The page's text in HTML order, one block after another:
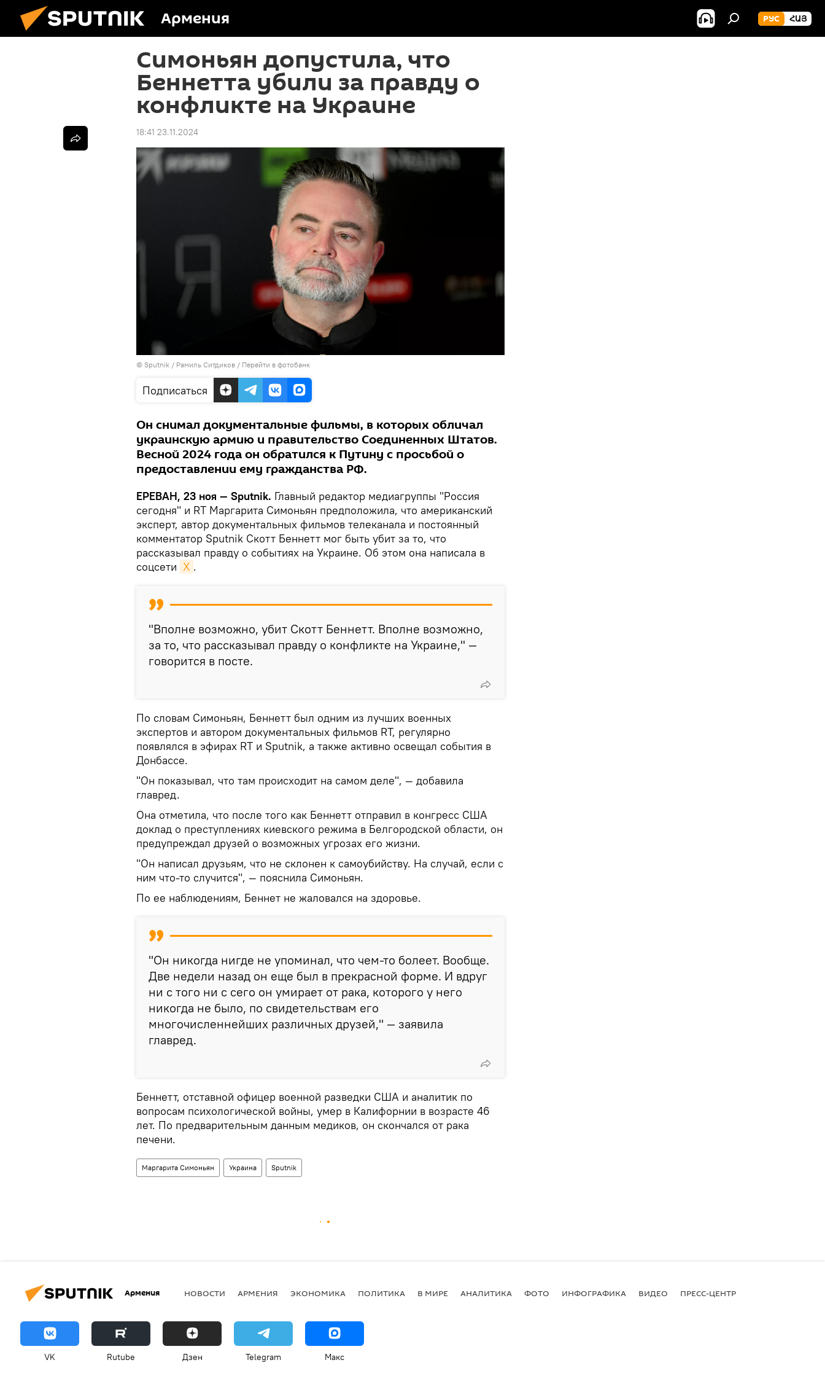
Армения РУС ՀԱՅ
Симоньян допустила, что
Беннетта убили за правду о
конфликте на Украине
18:41 23.11.2024
© Sputnik / Рамиль Ситдиков / Перейти в фотобанк
Подписаться
Он снимал документальные фильмы, в которых обличал
украинскую армию и правительство Соединенных Штатов.
Весной 2024 года он обратился к Путину с просьбой о
предоставлении ему гражданства РФ.
ЕРЕВАН, 23 ноя — Sputnik. Главный редактор медиагруппы "Россия
сегодня" и RT Маргарита Симоньян предположила, что американский
эксперт, автор документальных фильмов телеканала и постоянный
комментатор Sputnik Скотт Беннетт мог быть убит за то, что
рассказывал правду о событиях на Украине. Об этом она написала в
соцсети X .
"Вполне возможно, убит Скотт Беннетт. Вполне возможно,
за то, что рассказывал правду о конфликте на Украине," —
говорится в посте.
По словам Симоньян, Беннетт был одним из лучших военных
экспертов и автором документальных фильмов RT, регулярно
появлялся в эфирах RT и Sputnik, а также активно освещал события в
Донбассе.
"Он показывал, что там происходит на самом деле", — добавила
главред.
Она отметила, что после того как Беннетт отправил в конгресс США
доклад о преступлениях киевского режима в Белгородской области, он
предупреждал друзей о возможных угрозах его жизни.
"Он написал друзьям, что не склонен к самоубийству. На случай, если с
ним что-то случится", — пояснила Симоньян.
По ее наблюдениям, Беннет не жаловался на здоровье.
"Он никогда нигде не упоминал, что чем-то болеет. Вообще.
Две недели назад он еще был в прекрасной форме. И вдруг
ни с того ни с сего он умирает от рака, которого у него
никогда не было, по свидетельствам его
многочисленнейших различных друзей," — заявила
главред.
Беннетт, отставной офицер военной разведки США и аналитик по
вопросам психологической войны, умер в Калифорнии в возрасте 46
лет. По предварительным данным медиков, он скончался от рака
печени.
Маргарита Симоньян Украина Sputnik
Армения НОВОСТИ АРМЕНИЯ ЭКОНОМИКА ПОЛИТИКА В МИРЕ АНАЛИТИКА ФОТО ИНФОГРАФИКА ВИДЕО ПРЕСС-ЦЕНТР
VK Rutube Дзен Telegram Макс